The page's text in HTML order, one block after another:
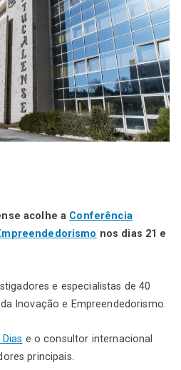
acolhe a Conferência
nos dias 21 e
e especialistas de 40
Inovação e Empreendedorismo.
e o consultor internacional
principais.